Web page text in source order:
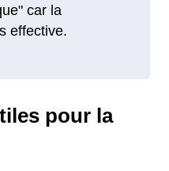
car la
effective.
pour la